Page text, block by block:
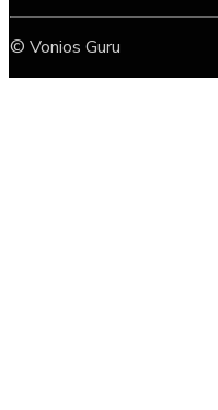
© Vonios Guru